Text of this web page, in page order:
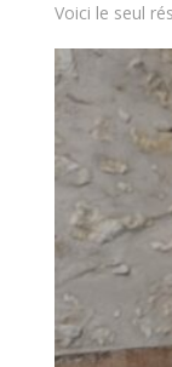
Voici le seul